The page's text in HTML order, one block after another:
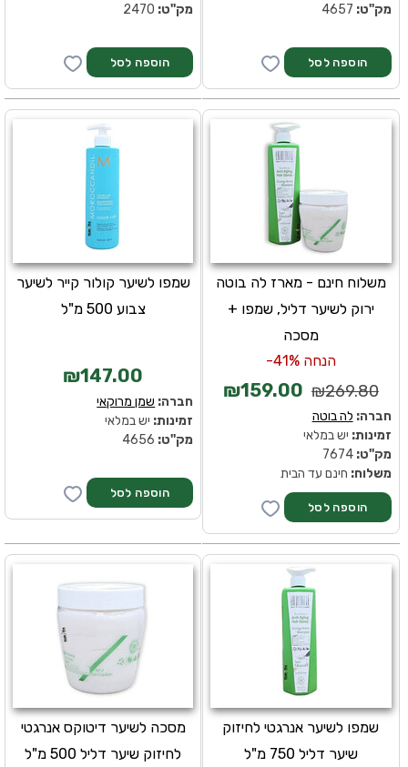
מק''ט:
מק''ט:
שמפו לשיער קולור קייר לשיער
צבוע 500 מ"ל
₪147.00
חברה: שמן מרוקאי
זמינות: יש במלאי
מק''ט:
משלוח חינם - מארז לה בוטה
ירוק לשיער דליל, שמפו +
מסכה
הנחה 41%-
₪269.80
₪159.00
חברה: לה בוטה
זמינות: יש במלאי
מק''ט: 7674
משלוח: חינם עד הבית
מסכה לשיער דיטוקס אנרגטי
לחיזוק שיער דליל 500 מ"ל
שמפו לשיער אנרגטי לחיזוק
שיער דליל 750 מ"ל